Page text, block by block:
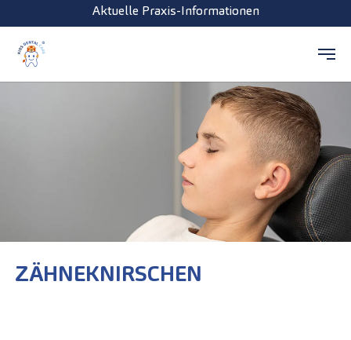
Zum Hauptinhalt springen
Aktuelle Praxis-Informationen
ZÄHNEKNIRSCHEN